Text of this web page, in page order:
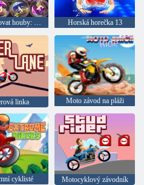
Kombinovat houby: 2048! Horská horečka 13
linka Moto závod na pláži
cyklisté Motocyklový závodník